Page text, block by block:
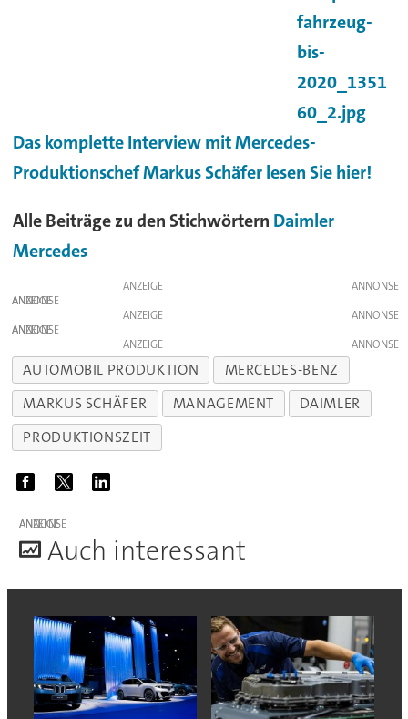
Das komplette Interview mit Mercedes-
Produktionschef Markus Schäfer lesen Sie hier!
Alle Beiträge zu den Stichwörtern Daimler
Mercedes
ANZEIGE
ANZEIGE
ANZEIGE
ANZEIGE
ANZEIGE
AUTOMOBIL PRODUKTION
MERCEDES-BENZ
MARKUS SCHÄFER
MANAGEMENT
DAIMLER
PRODUKTIONSZEIT
ANZEIGE
Auch interessant